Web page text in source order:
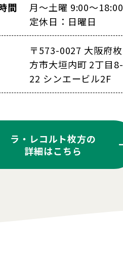
間
月～土曜 9:00～18:00
定休日：日曜日
〒573-0027 大阪府枚
方市大垣内町 2丁目8-
22 シンエービル2F
ラ・レコルト枚方の
詳細はこちら